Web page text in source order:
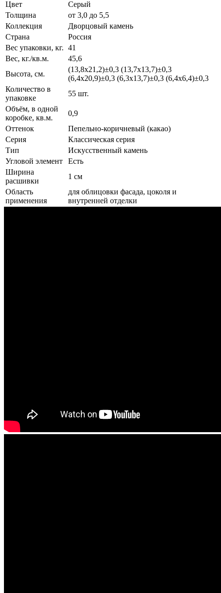
Цвет
Серый
Толщина
от 3,0 до 5,5
Коллекция
Дворцовый камень
Страна
Россия
Вес упаковки, кг. 41
Вес, кг./кв.м.
45,6
Высота, см.
(13,8х21,2)±0,3 (13,7х13,7)±0,3
(6,4х20,9)±0,3 (6,3х13,7)±0,3 (6,4х6,4)±0,3
Количество в
упаковке
55 шт.
Объём, в одной
коробке, кв.м.
0,9
Оттенок
Пепельно-коричневый (какао)
Серия
Классическая серия
Тип
Искусственный камень
Угловой элемент
Есть
Ширина
расшивки
1 см
Область
применения
для облицовки фасада, цоколя и
внутренней отделки